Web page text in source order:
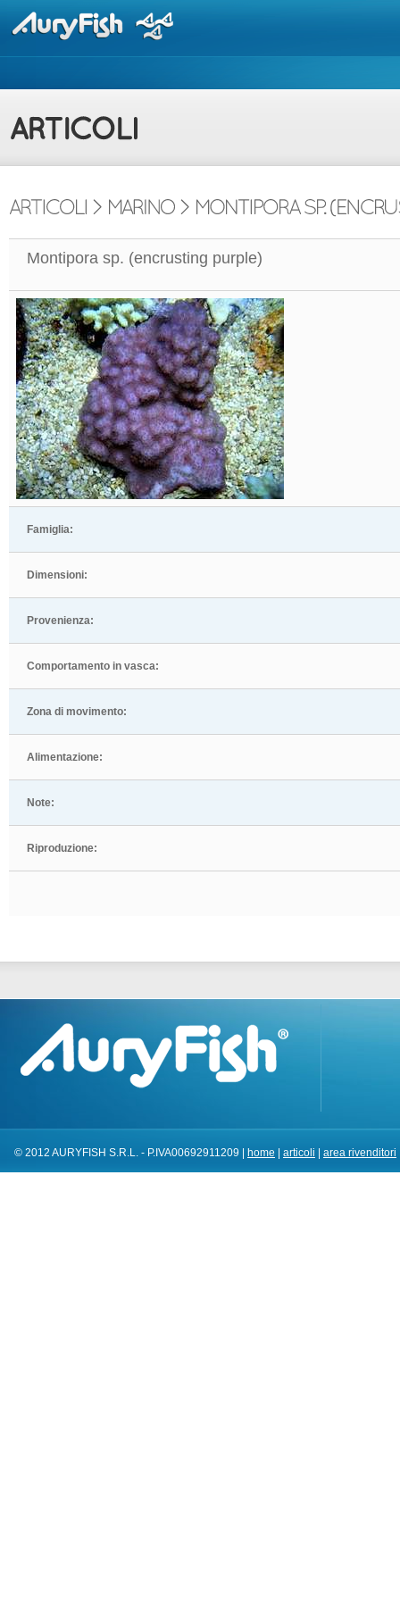
Montipora sp. (encrusting purple)
Famiglia:
Dimensioni:
Provenienza:
Comportamento in vasca:
Zona di movimento:
Alimentazione:
Note:
Riproduzione:
© 2012 AURYFISH S.R.L. - P.IVA00692911209 | home articoli area rivenditori